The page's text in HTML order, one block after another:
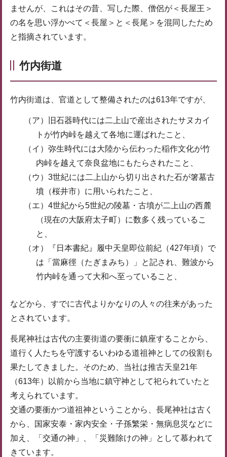
ませんが、これはその昔、写した際、僧侶が＜長屋王＞
の名を思い浮かべて＜長屋＞と＜長尾＞を混同したため
と指摘されています。
竹内街道
竹内街道は、官道として整備されたのは613年ですが、
（ア）旧石器時代には二上山で産出されたサヌカイ
トが竹内峠を越えて各地に運ばれたこと、
（イ）弥生時代には大陸から伝わった稲作文化が竹
内峠を越えて奈良盆地にもたらされたこと、
（ウ）3世紀には二上山から切り出された石が箸墓古
墳（桜井市）に用いられたこと、
（エ）4世紀から5世紀の陵墓・古墳が二上山の西麓
（現在の大阪府太子町）に数多く残っているこ
と、
（オ）『日本書紀』履中天皇即位前紀（427年頃）で
は「當麻徑（たぎまみち）」と記され、難波から
竹内峠を通って大和へ至っていること、
などから、すでに古代よりかなりの人々の往来があった
とされています。
長尾神社は古代の主要街道の要衝に鎮座することから、
道行く人たちを守護するいわゆる道祖神としての役割も
果たしてきました。そのため、当社は推古天皇21年
（613年）以前から当地に鎮守神として祀られていたと
考えられています。
交通の要衝かつ道祖神ということから、長尾神社は古く
から、国家安泰・家内安全・子孫繁栄・無病息災などに
加え、「交通の神」、「災難除けの神」として慕われて
きています。